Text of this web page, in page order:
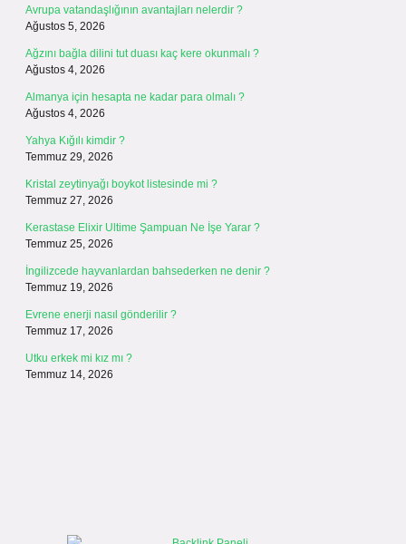
Avrupa vatandaşlığının avantajları nelerdir ?
Ağustos 5, 2026
Ağzını bağla dilini tut duası kaç kere okunmalı ?
Ağustos 4, 2026
Almanya için hesapta ne kadar para olmalı ?
Ağustos 4, 2026
Yahya Kığılı kimdir ?
Temmuz 29, 2026
Kristal zeytinyağı boykot listesinde mi ?
Temmuz 27, 2026
Kerastase Elixir Ultime Şampuan Ne İşe Yarar ?
Temmuz 25, 2026
İngilizcede hayvanlardan bahsederken ne denir ?
Temmuz 19, 2026
Evrene enerji nasıl gönderilir ?
Temmuz 17, 2026
Utku erkek mi kız mı ?
Temmuz 14, 2026